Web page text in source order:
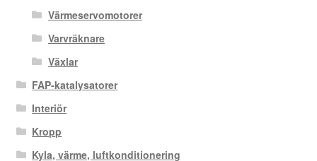
Värmeservomotorer
Varvräknare
Växlar
FAP-katalysatorer
Interiör
Kropp
Kyla, värme, luftkonditionering